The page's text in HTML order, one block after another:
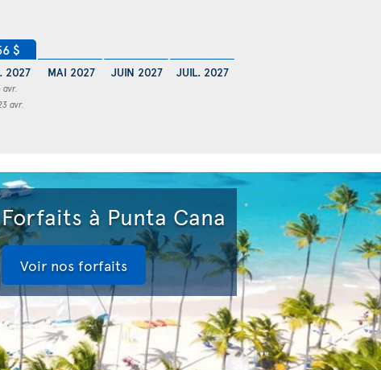
$
2027
avr.
avr.
MAI 2027 JUIN 2027 JUIL. 2027
Forfaits à Punta Cana
Voir nos forfaits